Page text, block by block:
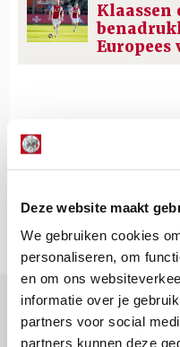
Deze website maakt
We gebruiken cookies
personaliseren, om
en om ons
informatie over je
partners voor social
partners kunnen deze
Klaassen
Europees
Net binnen //
Ter Stegen over
leidersrol bij